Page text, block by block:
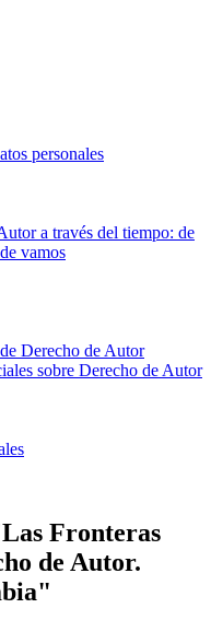
personales
a través del tiempo: de
vamos
Derecho de Autor
sobre Derecho de Autor
Fronteras
de Autor.